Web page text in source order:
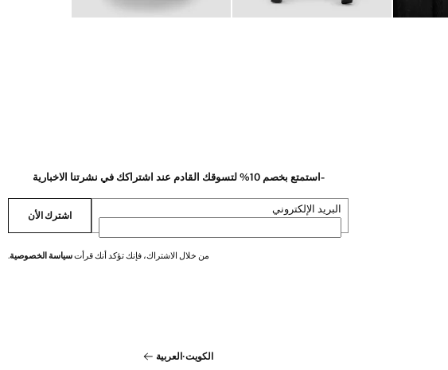
-استمتع بخصم 10% لتسوقك القادم عند اشتراكك في نشرتنا الاخبارية
البريد الإلكتروني اشترك الأن
من خلال الاشتراك، فإنك تؤكد أنك قرأتسياسة الخصوصية.
الكويت·العربية